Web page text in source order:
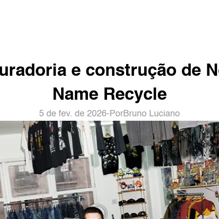
e construção de
Name Recycle
5 de fev. de 2026- PorBruno Luciano